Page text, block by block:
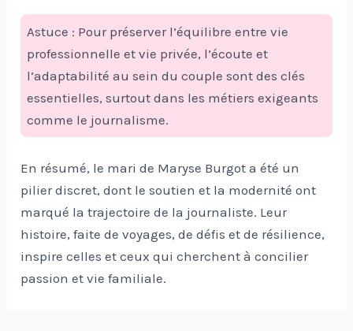
Astuce : Pour préserver l’équilibre entre vie
professionnelle et vie privée, l’écoute et
l’adaptabilité au sein du couple sont des clés
essentielles, surtout dans les métiers exigeants
comme le journalisme.
En résumé, le mari de Maryse Burgot a été un
pilier discret, dont le soutien et la modernité ont
marqué la trajectoire de la journaliste. Leur
histoire, faite de voyages, de défis et de résilience,
inspire celles et ceux qui cherchent à concilier
passion et vie familiale.